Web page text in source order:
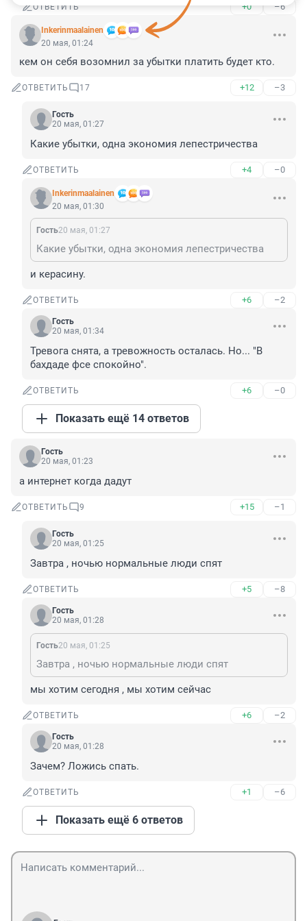
ОТВЕТИТЬ +0 –6
Inkerinmaalainen
20 мая, 01:24
кем он себя возомнил за убытки платить будет кто.
ОТВЕТИТЬ 17 +12 –3
Гость
20 мая, 01:27
Какие убытки, одна экономия лепестричества
ОТВЕТИТЬ +4 –0
Inkerinmaalainen
20 мая, 01:30
Гость20 мая, 01:27
Какие убытки, одна экономия лепестричества
и керасину.
ОТВЕТИТЬ +6 –2
Гость
20 мая, 01:34
Тревога снята, а тревожность осталась. Но... "В
бахдаде фсе спокойно".
ОТВЕТИТЬ +6 –0
Показать ещё 14 ответов
Гость
20 мая, 01:23
а интернет когда дадут
ОТВЕТИТЬ 9 +15 –1
Гость
20 мая, 01:25
Завтра , ночью нормальные люди спят
ОТВЕТИТЬ +5 –8
Гость
20 мая, 01:28
Гость20 мая, 01:25
Завтра , ночью нормальные люди спят
мы хотим сегодня , мы хотим сейчас
ОТВЕТИТЬ +6 –2
Гость
20 мая, 01:28
Зачем? Ложись спать.
ОТВЕТИТЬ +1 –6
Показать ещё 6 ответов